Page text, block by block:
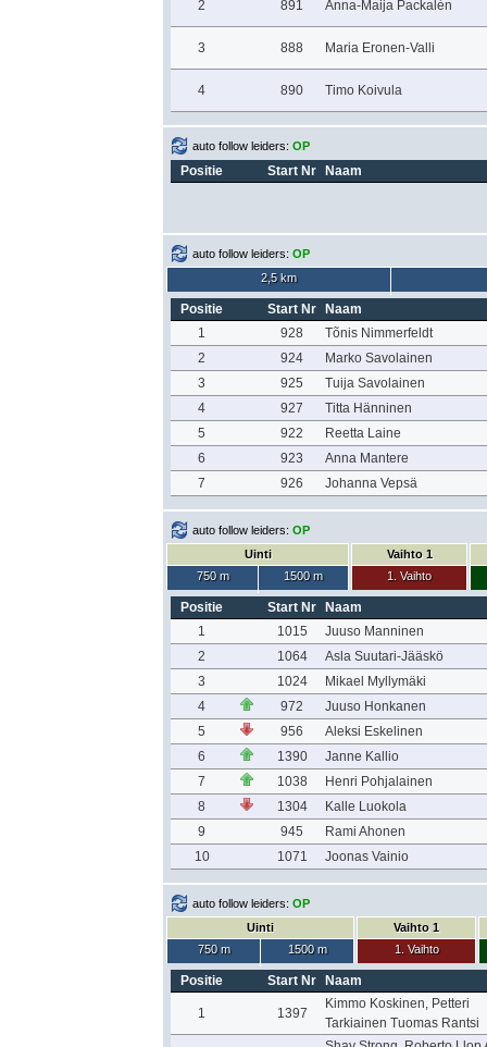
2 891 Anna-Maija Packalén
3 888 Maria Eronen-Valli
4 890 Timo Koivula
auto follow leiders: OP
Positie Start Nr Naam
auto follow leiders: OP
2,5 km
Positie Start Nr
Naam
1
928
Tõnis Nimmerfeldt
2
924
Marko Savolainen
3
925
Tuija Savolainen
4
927
Titta Hänninen
5
922
Reetta Laine
6
923
Anna Mantere
7
926 Johanna Vepsä
auto follow leiders: OP
Uinti
750 m
1500 m
Vaihto 1
1. Vaihto
Positie Start Nr
Naam
1
1015
Juuso Manninen
2
1064
Asla Suutari-Jääskö
3
1024
Mikael Myllymäki
4
972
Juuso Honkanen
5
956
Aleksi Eskelinen
6
1390
Janne Kallio
7
1038
Henri Pohjalainen
8
1304
Kalle Luokola
9
945
Rami Ahonen
10
1071 Joonas Vainio
auto follow leiders: OP
Uinti
750 m
1500 m
Vaihto 1
1. Vaihto
Positie Start Nr Naam
1 1397
Kimmo Koskinen, Petteri
Tarkiainen Tuomas Rantsi